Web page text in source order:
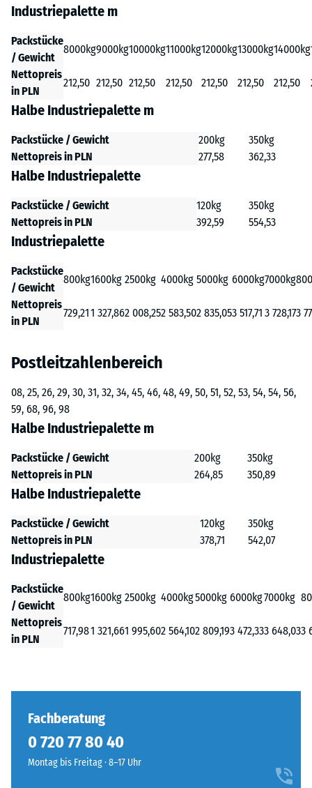
Industriepalette m
Packstücke
/ Gewicht
8000kg9000kg10000kg11000kg12000kg13000kg14000kg
Nettopreis
in PLN
212,50 212,50 212,50 212,50 212,50 212,50 212,50
Halbe Industriepalette m
Packstücke / Gewicht 200kg
350kg
Nettopreis in PLN
277,58 362,33
Halbe Industriepalette
Packstücke / Gewicht 120kg
350kg
Nettopreis in PLN
392,59 554,53
Industriepalette
Packstücke
/ Gewicht
800kg1600kg 2500kg 4000kg 5000kg 6000kg7000kg
Nettopreis
in PLN
729,211 327,862 008,252 583,502 835,053 517,71 3 728,173
Postleitzahlenbereich
08, 25, 26, 29, 30, 31, 32, 34, 45, 46, 48, 49, 50, 51, 52, 53, 54, 54, 56,
59, 68, 96, 98
Halbe Industriepalette m
Packstücke / Gewicht 200kg
350kg
Nettopreis in PLN
264,85 350,89
Halbe Industriepalette
Packstücke / Gewicht 120kg
350kg
Nettopreis in PLN
378,71 542,07
Industriepalette
Packstücke
/ Gewicht
800kg1600kg 2500kg 4000kg5000kg 6000kg7000kg
Nettopreis
in PLN
717,981 321,661 995,602 564,102 809,193 472,333 648,033
Fachberatung
0 720 77 80 40
Montag bis Freitag · 8–17 Uhr